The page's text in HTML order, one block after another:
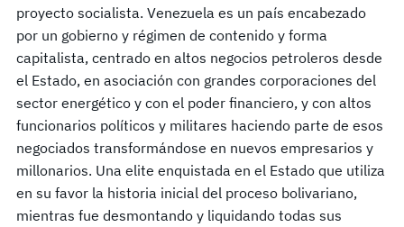
proyecto socialista. Venezuela es un país encabezado
por un gobierno y régimen de contenido y forma
capitalista, centrado en altos negocios petroleros desde
el Estado, en asociación con grandes corporaciones del
sector energético y con el poder financiero, y con altos
funcionarios políticos y militares haciendo parte de esos
negociados transformándose en nuevos empresarios y
millonarios. Una elite enquistada en el Estado que utiliza
en su favor la historia inicial del proceso bolivariano,
mientras fue desmontando y liquidando todas sus